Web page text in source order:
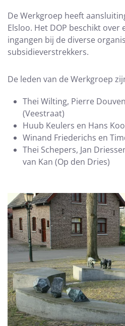
De Werkgroep heeft
Elsloo. Het DOP beschikt over
ingangen bij de diverse
subsidieverstrekkers.
De leden van de Werkgroep
Thei Wilting, Pierre
(Veestraat)
Huub Keulers en Hans
Winand Friederichs en
Thei Schepers, Jan
van Kan (Op den Dries)